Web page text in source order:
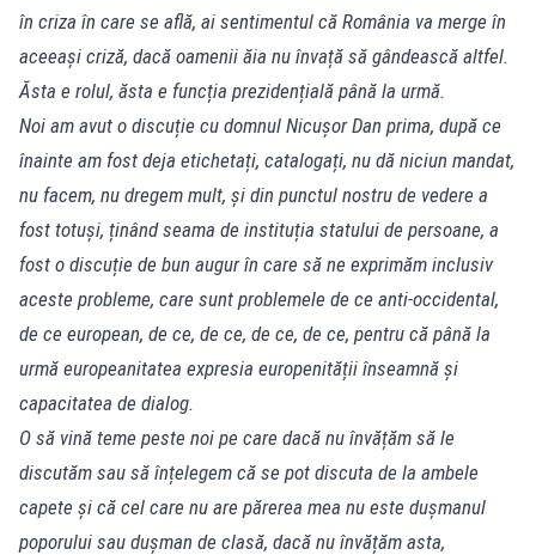
în criza în care se află, ai sentimentul că România va merge în
aceeași criză, dacă oamenii ăia nu învață să gândească altfel.
Ăsta e rolul, ăsta e funcția prezidențială până la urmă.
Noi am avut o discuție cu domnul Nicușor Dan prima, după ce
înainte am fost deja etichetați, catalogați, nu dă niciun mandat,
nu facem, nu dregem mult, și din punctul nostru de vedere a
fost totuși, ținând seama de instituția statului de persoane, a
fost o discuție de bun augur în care să ne exprimăm inclusiv
aceste probleme, care sunt problemele de ce anti-occidental,
de ce european, de ce, de ce, de ce, de ce, pentru că până la
urmă europeanitatea expresia europenității înseamnă și
capacitatea de dialog.
O să vină teme peste noi pe care dacă nu învățăm să le
discutăm sau să înțelegem că se pot discuta de la ambele
capete și că cel care nu are părerea mea nu este dușmanul
poporului sau dușman de clasă, dacă nu învățăm asta,